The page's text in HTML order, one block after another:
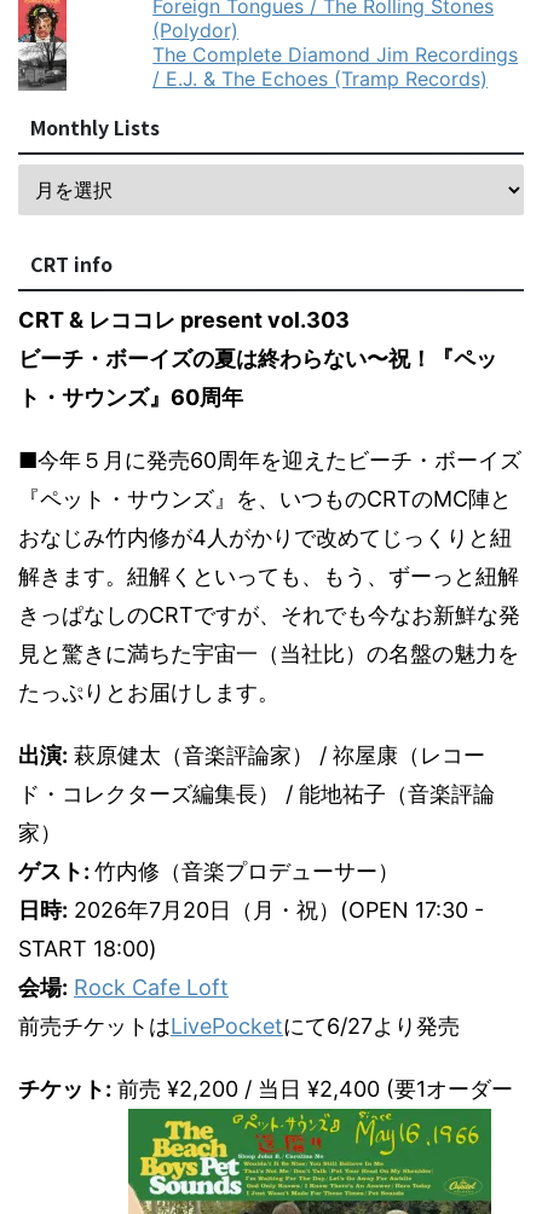
Foreign Tongues / The Rolling Stones
(Polydor)
The Complete Diamond Jim Recordings
/ E.J. & The Echoes (Tramp Records)
Monthly Lists
CRT info
CRT & レココレ present vol.303
ビーチ・ボーイズの夏は終わらない〜祝！『ペッ
ト・サウンズ』60周年
■今年５月に発売60周年を迎えたビーチ・ボーイズ
『ペット・サウンズ』を、いつものCRTのMC陣と
おなじみ竹内修が4人がかりで改めてじっくりと紐
解きます。紐解くといっても、もう、ずーっと紐解
きっぱなしのCRTですが、それでも今なお新鮮な発
見と驚きに満ちた宇宙一（当社比）の名盤の魅力を
たっぷりとお届けします。
出演: 萩原健太（音楽評論家） / 祢屋康（レコー
ド・コレクターズ編集長） / 能地祐子（音楽評論
家）
ゲスト: 竹内修（音楽プロデューサー）
日時: 2026年7月20日（月・祝）(OPEN 17:30 -
START 18:00)
会場: Rock Cafe Loft
前売チケットはLivePocketにて6/27より発売
チケット: 前売 ¥2,200 / 当日 ¥2,400 (要1オーダー